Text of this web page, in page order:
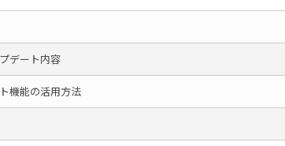
デート内容
機能の活用方法